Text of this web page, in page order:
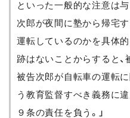
といった一般的な注意は
次郎が夜間に塾から帰宅
運転しているのかを具体
跡はないことからすると、
被告次郎が自転車の運転
う教育監督すべき義務に
９条の責任を負う。」